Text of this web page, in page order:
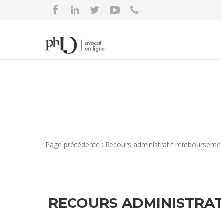
Page précédente : Recours administratif
RECOURS